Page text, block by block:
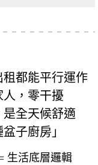
都能平行運作
，零干擾
全天候舒適
子廚房」
生活底層邏輯